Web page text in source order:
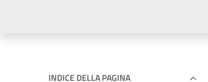
INDICE DELLA PAGINA